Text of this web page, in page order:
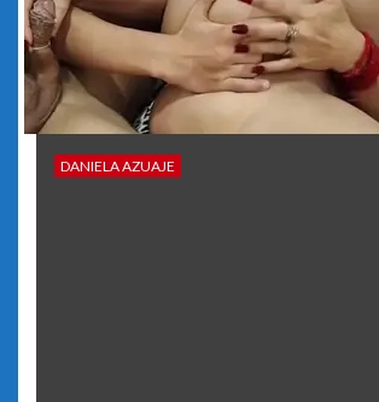
DANIELA AZUAJE